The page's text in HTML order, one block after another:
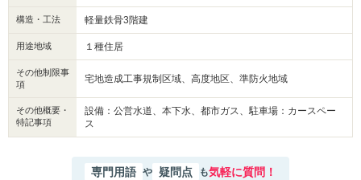
構造・工法 軽量鉄骨3階建
用途地域 １種住居
その他制限事
項
宅地造成工事規制区域、高度地区、準防火地域
その他概要・
特記事項
設備：公営水道、本下水、都市ガス、駐車場：カースペー
ス
専門用語 や 疑問点 も気軽に質問！